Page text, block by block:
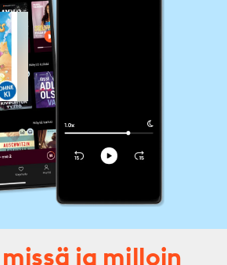
ja milloin